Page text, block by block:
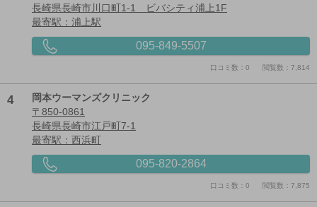
長崎県長崎市川口町1-1 ビバシティ浦上1F
最寄駅：浦上駅
095-849-5507
口コミ数：0 閲覧数：7,814
4
岡本ウーマンズクリニック
〒850-0861
長崎県長崎市江戸町7-1
最寄駅：西浜町
095-820-2864
口コミ数：0 閲覧数：7,875